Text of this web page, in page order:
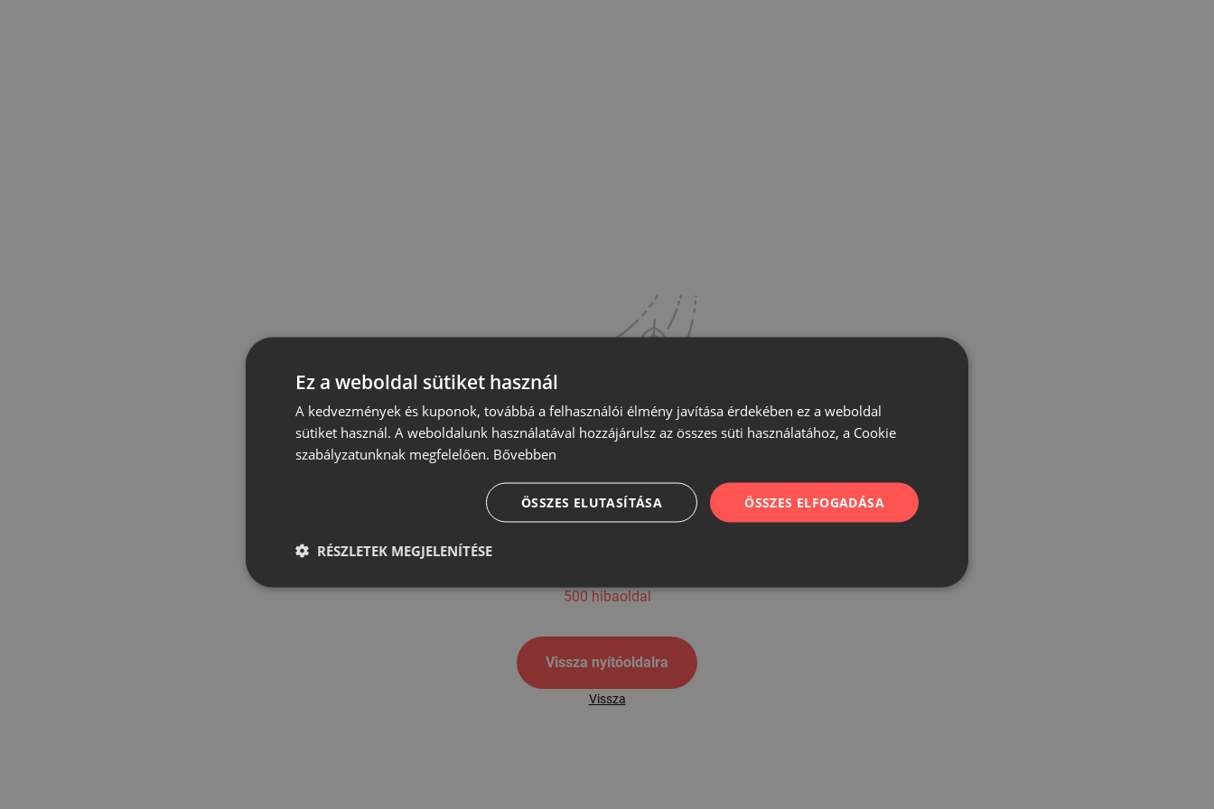
500
500 hibaoldal
Vissza nyítóoldalra
Vissza
Ez a weboldal sütiket használ
A kedvezmények és kuponok, továbbá a felhasználói élmény javítása érdekében ez a weboldal
sütiket használ. A weboldalunk használatával hozzájárulsz az összes süti használatához, a Cookie
szabályzatunknak megfelelően. Bővebben
ÖSSZES ELFOGADÁSA
ÖSSZES ELUTASÍTÁSA
RÉSZLETEK MEGJELENÍTÉSE